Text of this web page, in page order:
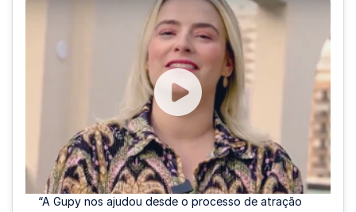
“A Gupy nos ajudou desde o processo de atração